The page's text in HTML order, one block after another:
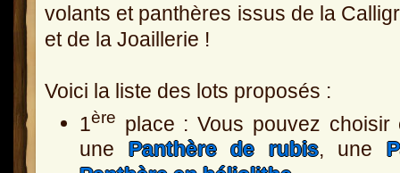
volants et panthères issus de la
et de la Joaillerie !
Voici la liste des lots proposés :
1 ère place : Vous pouvez
une Panthère de rubis, une